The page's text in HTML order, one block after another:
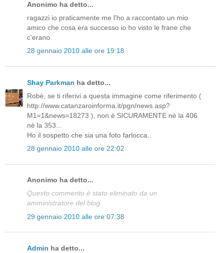
Anonimo ha detto...
ragazzi io praticamente me l'ho a raccontato un mio
amico che cosa era successo io ho visto le frane che
c'erano
28 gennaio 2010 alle ore 19:18
Shay Parkman ha detto...
Robè, se ti riferivi a questa immagine come riferimento (
http://www.catanzaroinforma.it/pgn/news.asp?
M1=1&news=18273 ), non è SICURAMENTE nè la 406
nè la 353...
Ho il sospetto che sia una foto farlocca..
28 gennaio 2010 alle ore 22:02
Anonimo ha detto...
Questo commento è stato eliminato da un
amministratore del blog.
29 gennaio 2010 alle ore 07:38
Admin ha detto...